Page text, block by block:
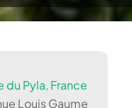
du Pyla, France
Louis Gaume